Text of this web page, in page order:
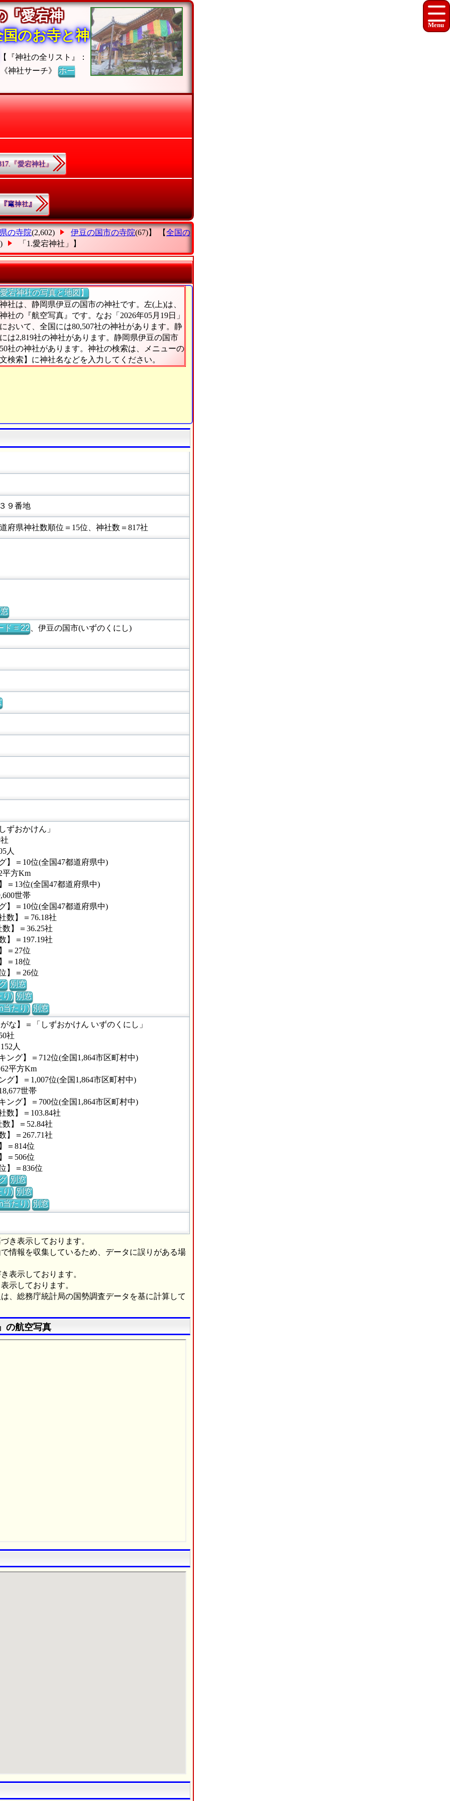
『愛宕神
国のお寺と神
『神社の全リスト』：
神社サーチ》ホー
『愛宕神社』
𥧄神社』
の寺院(2,602) 伊豆の国市の寺院(67)】 【全国の
「1.愛宕神社」 】
宕神社の写真と地図】
社は、静岡県伊豆の国市の神社です。左(上)は、
社の『航空写真』です。なお「2026年05月19日」
おいて、全国には80,507社の神社があります。静
は2,819社の神社があります。静岡県伊豆の国市
社の神社があります。神社の検索は、メニューの
検索】に神社名などを入力してください。
９番地
県神社数順位＝15位、神社数＝817社
ド = 22、伊豆の国市(いずのくにし)
ずおかけん」
人
】＝10位(全国47都道府県中)
平方Km
＝13位(全国47都道府県中)
世帯
】＝10位(全国47都道府県中)
数】＝76.18社
】＝36.25社
】＝197.19社
＝27位
＝18位
】＝26位
別窓
り) 別窓
当たり) 別窓
な】＝「しずおかけん いずのくにし」
社
人
ング】＝712位(全国1,864市区町村中)
平方Km
グ】＝1,007位(全国1,864市区町村中)
世帯
ング】＝700位(全国1,864市区町村中)
数】＝103.84社
】＝52.84社
】＝267.71社
＝814位
＝506位
】＝836位
別窓
り) 別窓
当たり) 別窓
き表示しております。
情報を収集しているため、データに誤りがある場
表示しております。
示しております。
、総務庁統計局の国勢調査データを基に計算して
の航空写真